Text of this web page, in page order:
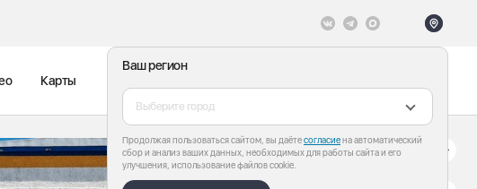
Ваш регион
Выберите город
Продолжая пользоваться сайтом, вы даётесогласиена автоматический
сбор и анализ ваших данных, необходимых для работы сайта и его
улучшения, использование файлов cookie.
Карты